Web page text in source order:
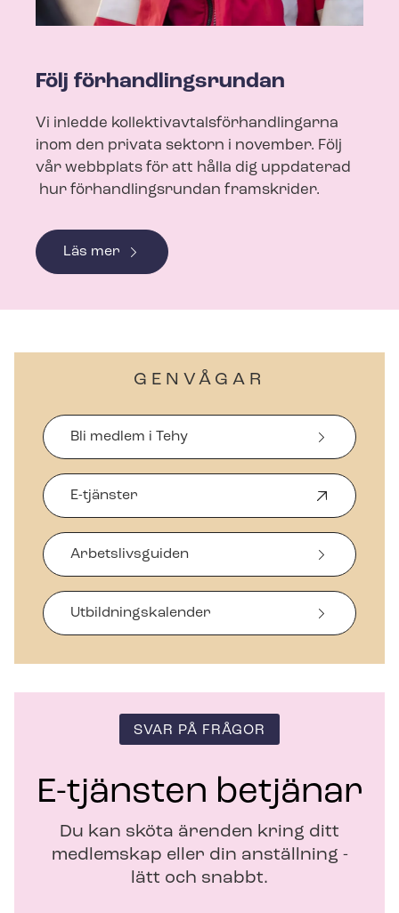
Följ för­hand­lings­run­dan
Vi inledde kol­lek­tivav­tals­för­hand­ling­ar­na
inom den privata sektorn i november. Följ
vår webbplats för att hålla dig uppdaterad
hur för­hand­lings­run­dan framskrider.
Läs mer
GENVÅGAR
Bli medlem i Tehy
E-tjänster
p
n
a
s
i
t
e
r
Arbetslivsguiden
Ut­bild­nings­ka­len­der
SVAR PÅ FRÅGOR
E-tjänsten betjänar
Du kan sköta ärenden kring ditt
medlemskap eller din anställning -
lätt och snabbt.